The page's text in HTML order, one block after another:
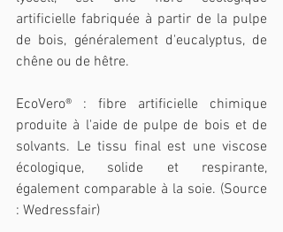
artificielle fabriquée à partir de la pulpe
de bois, généralement d'eucalyptus, de
chêne ou de hêtre.
EcoVero® : fibre artificielle chimique
produite à l'aide de pulpe de bois et de
solvants. Le tissu final est une viscose
écologique, solide et respirante,
également comparable à la soie. (Source
: Wedressfair)